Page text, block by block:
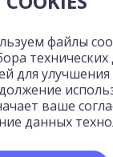
Слушать
файлы
для
ваше
данных